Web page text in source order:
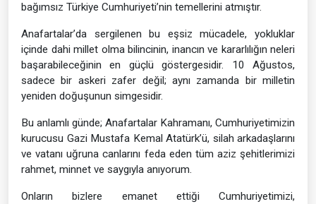
bağımsız Türkiye Cumhuriyeti’nin temellerini atmıştır.
Anafartalar’da sergilenen bu eşsiz mücadele, yokluklar
içinde dahi millet olma bilincinin, inancın ve kararlılığın neleri
başarabileceğinin en güçlü göstergesidir. 10 Ağustos,
sadece bir askeri zafer değil; aynı zamanda bir milletin
yeniden doğuşunun simgesidir.
Bu anlamlı günde; Anafartalar Kahramanı, Cumhuriyetimizin
kurucusu Gazi Mustafa Kemal Atatürk’ü, silah arkadaşlarını
ve vatanı uğruna canlarını feda eden tüm aziz şehitlerimizi
rahmet, minnet ve saygıyla anıyorum.
Onların bizlere emanet ettiği Cumhuriyetimizi,